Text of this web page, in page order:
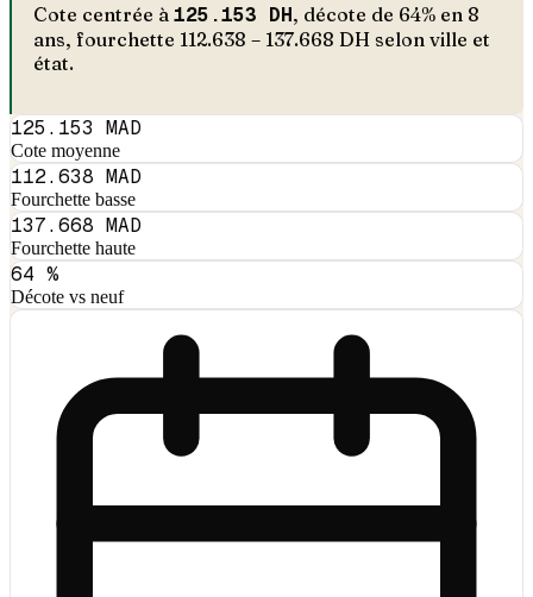
Cote centrée à 125.153 DH, décote de 64% en 8
ans, fourchette 112.638 – 137.668 DH selon ville et
état.
125.153 MAD
Cote moyenne
112.638 MAD
Fourchette basse
137.668 MAD
Fourchette haute
64 %
Décote vs neuf